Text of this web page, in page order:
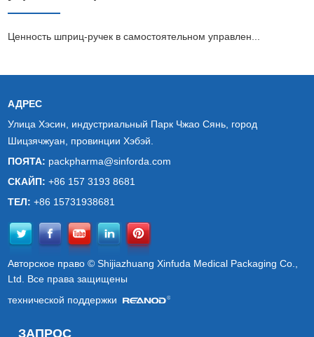
Ценность шприц-ручек в самостоятельном управлен...
АДРЕС
Улица Хэсин, индустриальный Парк Чжао Сянь, город
Шицзячжуан, провинции Хэбэй.
ПОЯТА: packpharma@sinforda.com
СКАЙП:+86 157 3193 8681
ТЕЛ:+86 15731938681
Авторское право © Shijiazhuang Xinfuda Medical Packaging Co.,
Ltd. Все права защищены
технической поддержки
ЗАПРОС